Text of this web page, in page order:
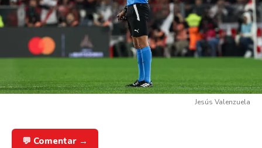
Jesús Valenzuela
💬 Comentar →